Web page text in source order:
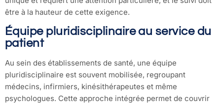
être à la hauteur de cette exigence.
Équipe pluridisciplinaire au service du
patient
Au sein des établissements de santé, une équipe
pluridisciplinaire est souvent mobilisée, regroupant
médecins, infirmiers, kinésithérapeutes et même
psychologues. Cette approche intégrée permet de couvrir